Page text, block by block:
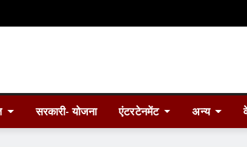
सरकारी- योजना एंटरटेनमेंट अन्य